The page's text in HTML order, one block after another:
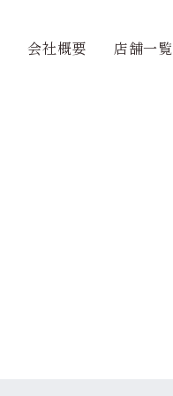
会社概要 店舗一覧